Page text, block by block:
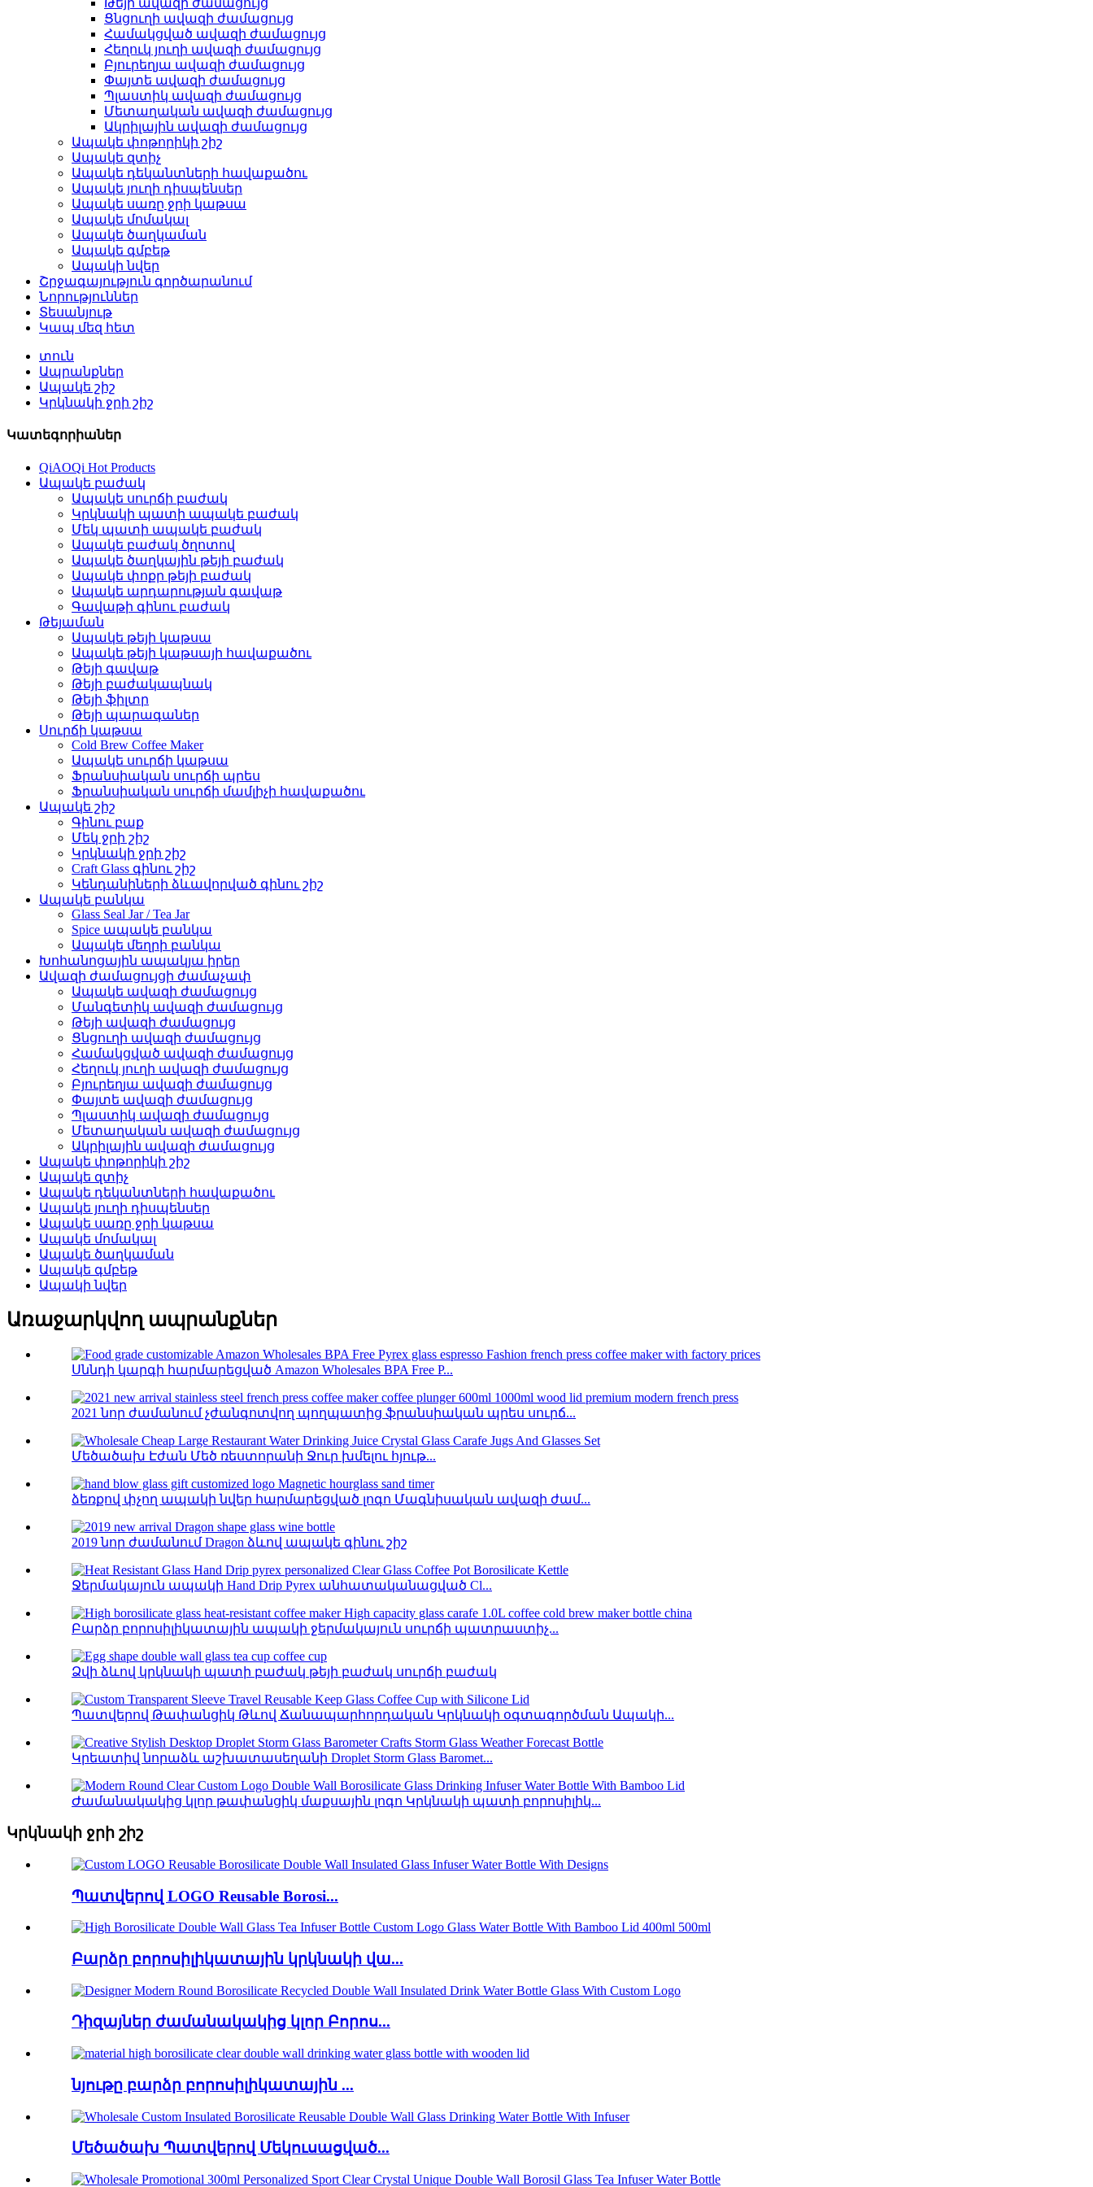
Թեյի ավազի ժամացույց
Ցնցուղի ավազի ժամացույց
Համակցված ավազի ժամացույց
Հեղուկ յուղի ավազի ժամացույց
Բյուրեղյա ավազի ժամացույց
Փայտե ավազի ժամացույց
Պլաստիկ ավազի ժամացույց
Մետաղական ավազի ժամացույց
Ակրիլային ավազի ժամացույց
Ապակե փոթորիկի շիշ
Ապակե զտիչ
Ապակե դեկանտների հավաքածու
Ապակե յուղի դիսպենսեր
Ապակե սառը ջրի կաթսա
Ապակե մոմակալ
Ապակե ծաղկաման
Ապակե գմբեթ
Ապակի նվեր
Շրջագայություն գործարանում
Նորություններ
Տեսանյութ
Կապ մեզ հետ
տուն
Ապրանքներ
Ապակե շիշ
Կրկնակի ջրի շիշ
Կատեգորիաներ
QiAOQi Hot Products
Ապակե բաժակ
Ապակե սուրճի բաժակ
Կրկնակի պատի ապակե բաժակ
Մեկ պատի ապակե բաժակ
Ապակե բաժակ ծղոտով
Ապակե ծաղկային թեյի բաժակ
Ապակե փոքր թեյի բաժակ
Ապակե արդարության գավաթ
Գավաթի գինու բաժակ
Թեյաման
Ապակե թեյի կաթսա
Ապակե թեյի կաթսայի հավաքածու
Թեյի գավաթ
Թեյի բաժակապնակ
Թեյի ֆիլտր
Թեյի պարագաներ
Սուրճի կաթսա
Cold Brew Coffee Maker
Ապակե սուրճի կաթսա
Ֆրանսիական սուրճի պրես
Ֆրանսիական սուրճի մամլիչի հավաքածու
Ապակե շիշ
Գինու բաք
Մեկ ջրի շիշ
Կրկնակի ջրի շիշ
Craft Glass գինու շիշ
Կենդանիների ձևավորված գինու շիշ
Ապակե բանկա
Glass Seal Jar / Tea Jar
Spice ապակե բանկա
Ապակե մեղրի բանկա
Խոհանոցային ապակյա իրեր
Ավազի ժամացույցի ժամաչափ
Ապակե ավազի ժամացույց
Մանգետիկ ավազի ժամացույց
Թեյի ավազի ժամացույց
Ցնցուղի ավազի ժամացույց
Համակցված ավազի ժամացույց
Հեղուկ յուղի ավազի ժամացույց
Բյուրեղյա ավազի ժամացույց
Փայտե ավազի ժամացույց
Պլաստիկ ավազի ժամացույց
Մետաղական ավազի ժամացույց
Ակրիլային ավազի ժամացույց
Ապակե փոթորիկի շիշ
Ապակե զտիչ
Ապակե դեկանտների հավաքածու
Ապակե յուղի դիսպենսեր
Ապակե սառը ջրի կաթսա
Ապակե մոմակալ
Ապակե ծաղկաման
Ապակե գմբեթ
Ապակի նվեր
Առաջարկվող ապրանքներ
Սննդի կարգի հարմարեցված Amazon Wholesales BPA Free P...
2021 նոր ժամանում չժանգոտվող պողպատից ֆրանսիական պրես սուրճ...
Մեծածախ Էժան Մեծ ռեստորանի Ջուր խմելու հյութ...
ձեռքով փչող ապակի նվեր հարմարեցված լոգո Մագնիսական ավազի ժամ...
2019 նոր ժամանում Dragon ձևով ապակե գինու շիշ
Ջերմակայուն ապակի Hand Drip Pyrex անհատականացված Cl...
Բարձր բորոսիլիկատային ապակի ջերմակայուն սուրճի պատրաստիչ...
Ձվի ձևով կրկնակի պատի բաժակ թեյի բաժակ սուրճի բաժակ
Պատվերով Թափանցիկ Թևով Ճանապարհորդական Կրկնակի օգտագործման Ապակի...
Կրեատիվ նորաձև աշխատասեղանի Droplet Storm Glass Baromet...
Ժամանակակից կլոր թափանցիկ մաքսային լոգո Կրկնակի պատի բորոսիլիկ...
Կրկնակի ջրի շիշ
Պատվերով LOGO Reusable Borosi...
Բարձր բորոսիլիկատային կրկնակի վա...
Դիզայներ ժամանակակից կլոր Բորոս...
նյութը բարձր բորոսիլիկատային ...
Մեծածախ Պատվերով Մեկուսացված...